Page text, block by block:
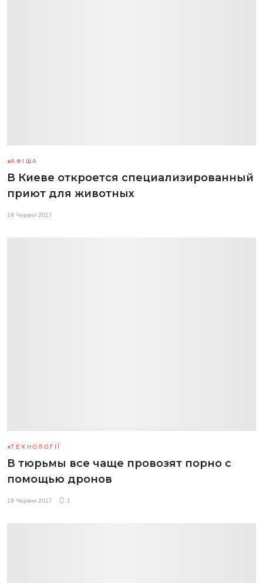
АФІША
В Киеве откроется специализированный
приют для животных
19 Червня 2017
ТЕХНОЛОГІЇ
В тюрьмы все чаще провозят порно с
помощью дронов
19 Червня 2017 1